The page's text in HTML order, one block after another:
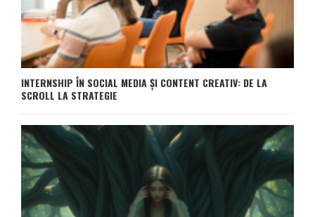
INTERNSHIP ÎN SOCIAL MEDIA ȘI CONTENT CREATIV: DE LA
SCROLL LA STRATEGIE